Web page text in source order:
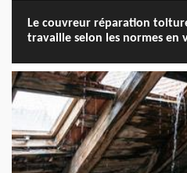
Le couvreur réparation
travaille selon les normes en